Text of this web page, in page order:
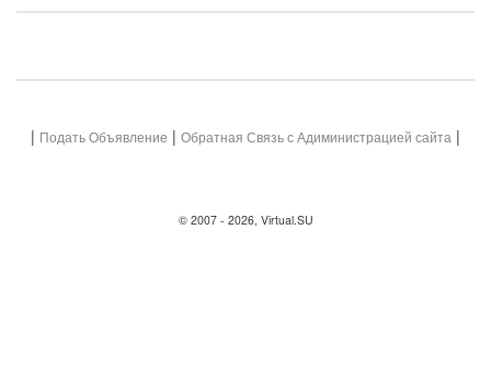
| Подать Объявление | Обратная Связь с Адиминистрацией сайта |
© 2007 - 2026, Virtual.SU